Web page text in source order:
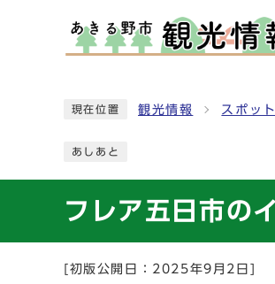
現在位置 観光情報 スポット
あしあと
フレア五日市の
[初版公開日： 2025年9月2日